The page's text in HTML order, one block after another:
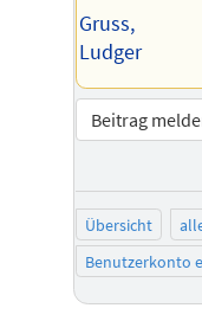
Gruss,
Ludger
Beitrag
Übersicht
Benutzerkonto